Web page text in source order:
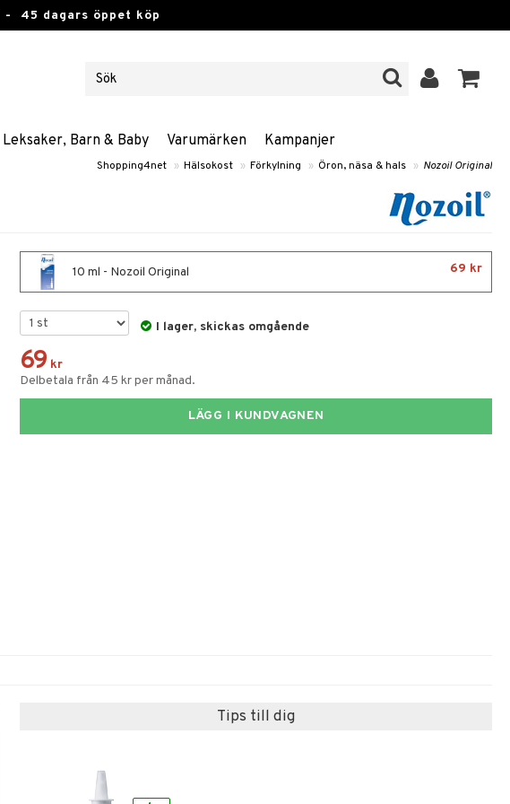
- 45 dagars öppet köp
Leksaker, Barn & Baby Varumärken Kampanjer
Shopping4net » Hälsokost » Förkylning » Öron, näsa & hals » Nozoil Original
10 ml - Nozoil Original 69 kr
I lager, skickas omgående
69 kr
Delbetala från 45 kr per månad.
LÄGG I KUNDVAGNEN
Tips till dig